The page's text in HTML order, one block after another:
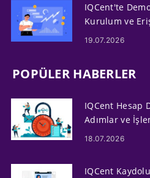
IQCent'te Demo
Kurulum ve
19.07.2026
POPÜLER HABERLER
IQCent Hesap
Adımlar ve
18.07.2026
IQCent